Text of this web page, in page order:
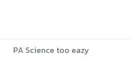
PA Science too eazy